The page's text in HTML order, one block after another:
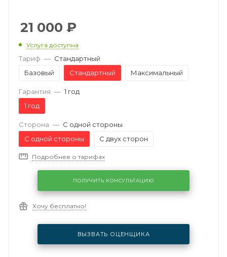
21 000 ₽
Услуга доступна
Тариф — Стандартный
Базовый
Стандартный Максимальный
Гарантия — 1 год
1 год
Сторона — С одной стороны
С одной стороны
С двух сторон
Подробнее о тарифах
ПОЛУЧИТЬ КОНСУЛЬТАЦИЮ
Хочу бесплатно!
ВЫЗВАТЬ ОЦЕНЩИКА